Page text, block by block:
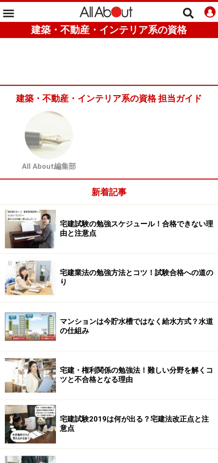
建築・不動産・インテリア系の資格
建築・不動産・インテリア系の資格 担当ガイド
All About編集部
新着記事
宅建試験の勉強スケジュール！合格できない理
由と注意点
宅建業法の勉強方法とコツ！試験合格への道の
り
マンションは今貯水槽ではなく給水方式？水道
の仕組み
宅建・権利関係の勉強法！難しい分野を解くコ
ツと不合格となる理由
宅建試験2019は何が出る？宅建法改正点と注
意点